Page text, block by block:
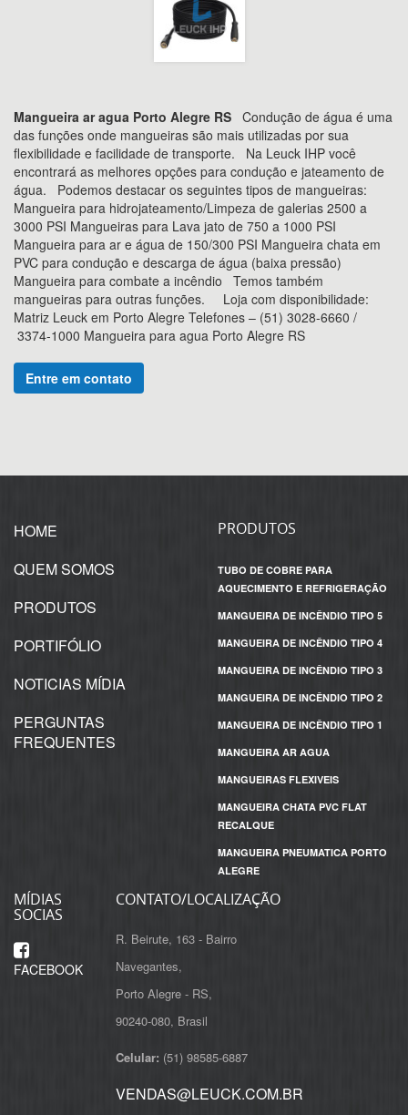
Mangueira ar agua Porto Alegre RS Condução de água é uma
das funções onde mangueiras são mais utilizadas por sua
flexibilidade e facilidade de transporte. Na Leuck IHP você
encontrará as melhores opções para condução e jateamento de
água. Podemos destacar os seguintes tipos de mangueiras:
Mangueira para hidrojateamento/Limpeza de galerias 2500 a
3000 PSI Mangueiras para Lava jato de 750 a 1000 PSI
Mangueira para ar e água de 150/300 PSI Mangueira chata em
PVC para condução e descarga de água (baixa pressão)
Mangueira para combate a incêndio Temos também
mangueiras para outras funções. Loja com disponibilidade:
Matriz Leuck em Porto Alegre Telefones – (51) 3028-6660 /
3374-1000 Mangueira para agua Porto Alegre RS
Entre em contato
HOME
QUEM SOMOS
PRODUTOS
PORTIFÓLIO
NOTICIAS MÍDIA
PERGUNTAS
FREQUENTES
PRODUTOS
TUBO DE COBRE PARA
AQUECIMENTO E REFRIGERAÇÃO
MANGUEIRA DE INCÊNDIO TIPO 5
MANGUEIRA DE INCÊNDIO TIPO 4
MANGUEIRA DE INCÊNDIO TIPO 3
MANGUEIRA DE INCÊNDIO TIPO 2
MANGUEIRA DE INCÊNDIO TIPO 1
MANGUEIRA AR AGUA
MANGUEIRAS FLEXIVEIS
MANGUEIRA CHATA PVC FLAT
RECALQUE
MANGUEIRA PNEUMATICA PORTO
ALEGRE
MÍDIAS
SOCIAS
FACEBOOK
CONTATO/LOCALIZAÇÃO
R. Beirute, 163 - Bairro
Navegantes,
Porto Alegre - RS,
Celular: (51) 98585-6887
VENDAS@LEUCK.COM.BR